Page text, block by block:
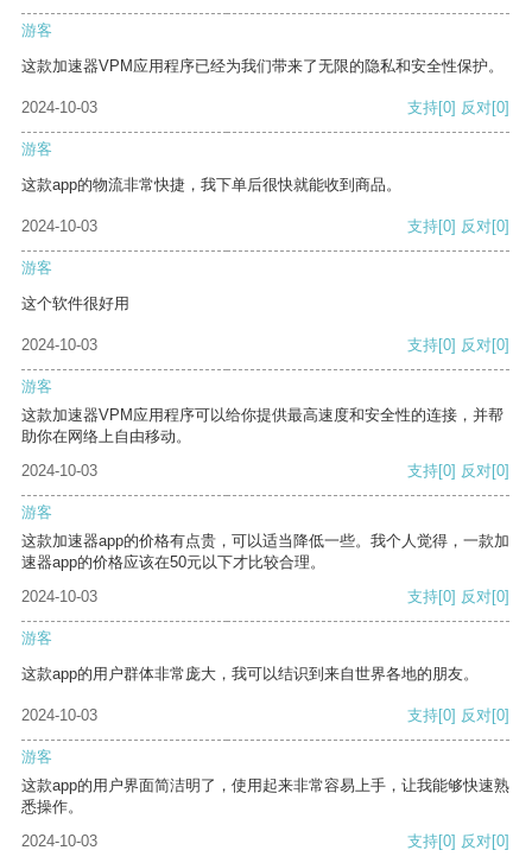
游客
这款加速器VPM应用程序已经为我们带来了无限的隐私和安全性保护。
2024-10-03 支持[0] 反对[0]
游客
这款app的物流非常快捷，我下单后很快就能收到商品。
2024-10-03 支持[0] 反对[0]
游客
这个软件很好用
2024-10-03 支持[0] 反对[0]
游客
这款加速器VPM应用程序可以给你提供最高速度和安全性的连接，并帮
助你在网络上自由移动。
2024-10-03
支持[0] 反对[0]
游客
这款加速器app的价格有点贵，可以适当降低一些。我个人觉得，一款加
速器app的价格应该在50元以下才比较合理。
2024-10-03
支持[0] 反对[0]
游客
这款app的用户群体非常庞大，我可以结识到来自世界各地的朋友。
2024-10-03 支持[0] 反对[0]
游客
这款app的用户界面简洁明了，使用起来非常容易上手，让我能够快速熟
悉操作。
2024-10-03
支持[0] 反对[0]